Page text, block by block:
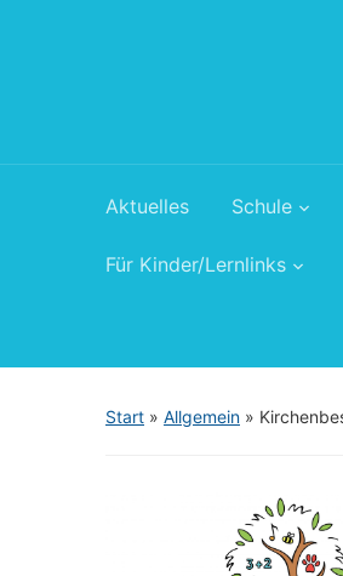
Aktuelles Schule
Für Kinder/Lernlinks
Start » Allgemein »